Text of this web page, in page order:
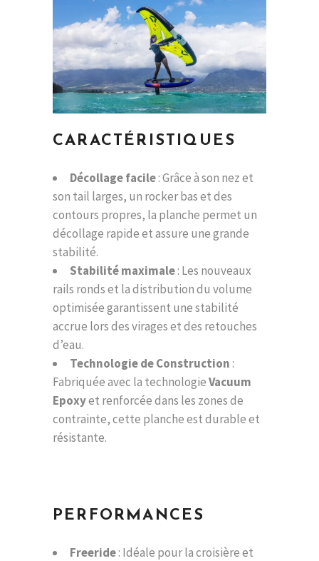
CARACTÉRISTIQUES
Décollage facile: Grâce à son nez et
son tail larges, un rocker bas et des
contours propres, la planche permet un
décollage rapide et assure une grande
stabilité.
Stabilité maximale: Les nouveaux
rails ronds et la distribution du volume
optimisée garantissent une stabilité
accrue lors des virages et des retouches
d’eau.
Technologie de Construction:
Fabriquée avec la technologieVacuum
Epoxyet renforcée dans les zones de
contrainte, cette planche est durable et
résistante.
PERFORMANCES
Freeride: Idéale pour la croisière et